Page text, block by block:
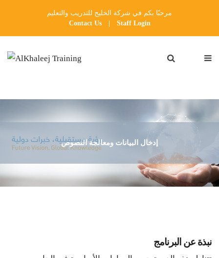
مرحبًا بكم في شركة الخليج للتدريب والتعليم
Contact Us
Staff Login
إدخال البيانات ومعالجة النصوص
نبذة عن البرنامج